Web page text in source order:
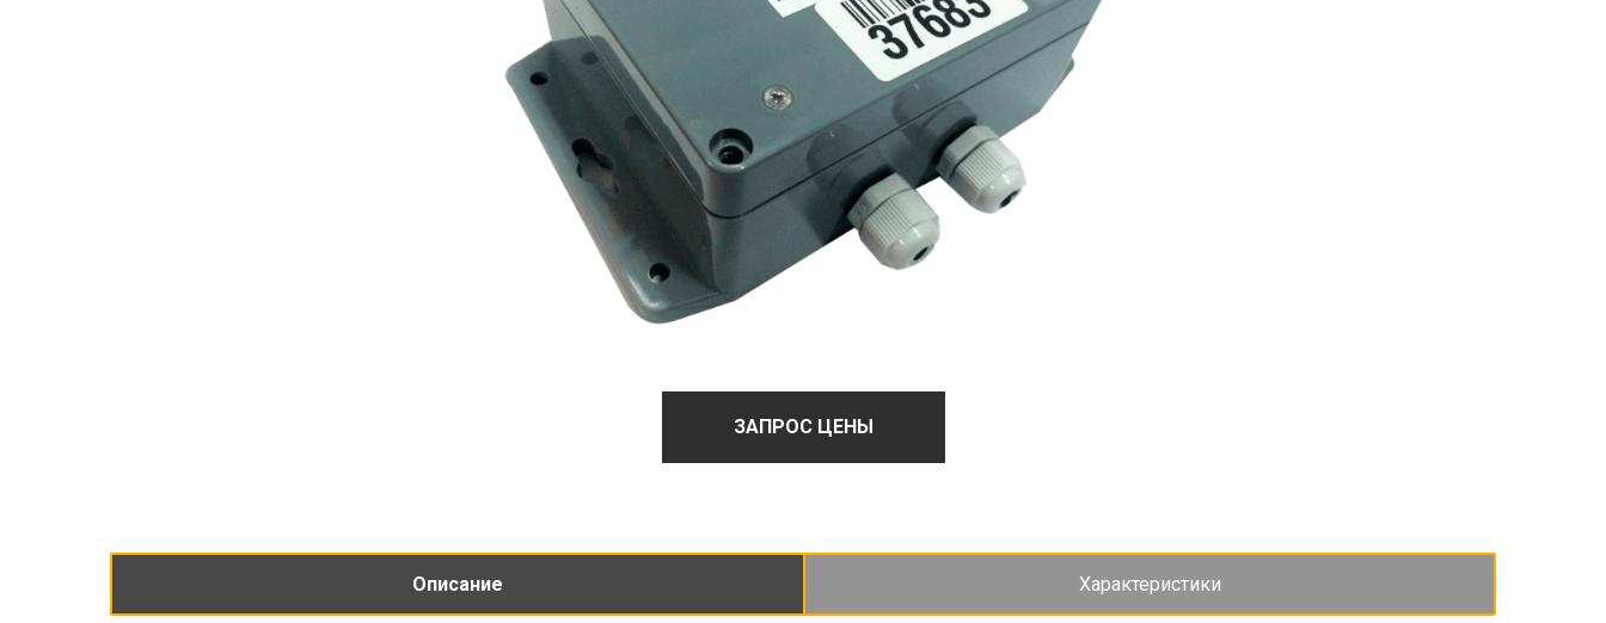
ЗАПРОС ЦЕНЫ
Описание Характеристики